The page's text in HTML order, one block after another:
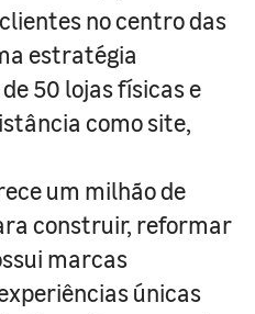
no centro das
estratégia
50 lojas físicas e
como site,
um milhão de
construir, reformar
marcas
únicas